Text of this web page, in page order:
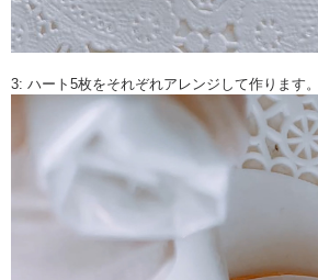
3: ハート5枚をそれぞれアレンジして作ります